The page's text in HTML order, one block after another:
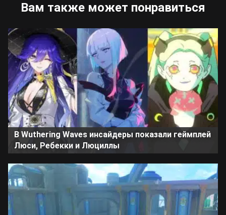
Вам также может понравиться
В Wuthering Waves инсайдеры показали геймплей
Люси, Ребекки и Люциллы